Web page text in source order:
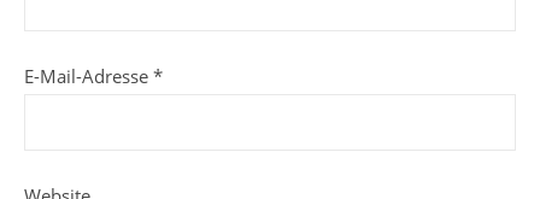
E-Mail-Adresse *